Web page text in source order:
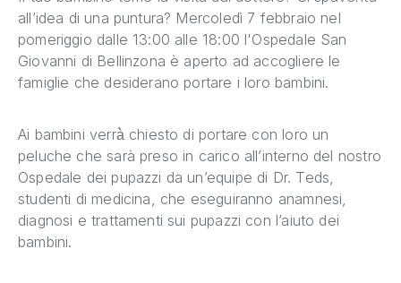
all’idea di una puntura? Mercoledì 7 febbraio nel
pomeriggio dalle 13:00 alle 18:00 l'Ospedale San
Giovanni di Bellinzona è aperto ad accogliere le
famiglie che desiderano portare i loro bambini.
Ai bambini verrà̀ chiesto di portare con loro un
peluche che sarà preso in carico all’interno del nostro
Ospedale dei pupazzi da un’equipe di Dr. Teds,
studenti di medicina, che eseguiranno anamnesi,
diagnosi e trattamenti sui pupazzi con l’aiuto dei
bambini.